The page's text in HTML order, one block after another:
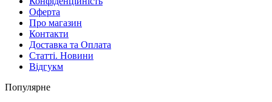
Оферта
Про магазин
Контакти
Доставка та Оплата
Статті. Новини
Відгукм
Популярне